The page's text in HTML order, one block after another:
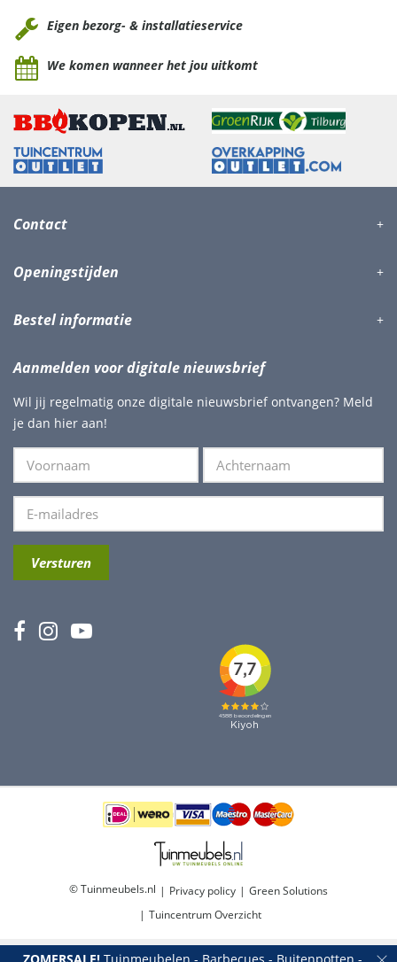
Eigen bezorg- & installatieservice
We komen wanneer het jou uitkomt
Contact
Openingstijden
Bestel informatie
Aanmelden voor digitale nieuwsbrief
Wil jij regelmatig onze digitale nieuwsbrief ontvangen? Meld
je dan hier aan!
© Tuinmeubels.nl Privacy policy
Green Solutions
Tuincentrum Overzicht